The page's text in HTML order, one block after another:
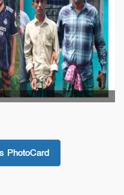
PhotoCard